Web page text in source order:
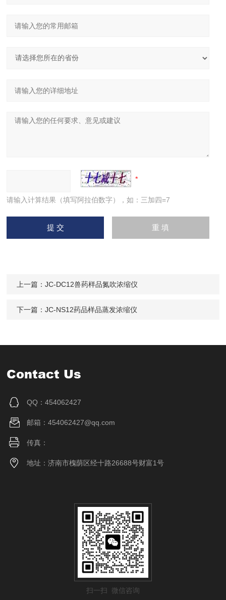
请输入计算结果（填写阿拉伯数字），如：三加四=7
上一篇：JC-DC12兽药样品氮吹浓缩仪
下一篇：JC-NS12药品样品蒸发浓缩仪
Contact Us
QQ：454062427
邮箱：454062427@qq.com
传真：
地址：济南市槐荫区经十路26688号财富1号
扫一扫 微信咨询